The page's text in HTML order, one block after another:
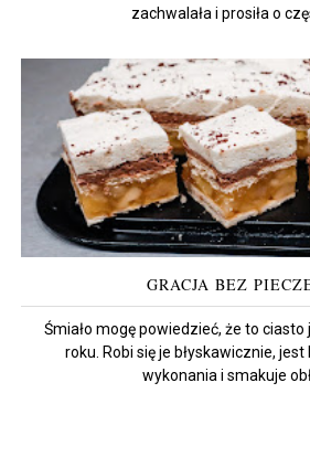
zachwalała i prosiła o
GRACJA BEZ
Śmiało mogę powiedzieć, że to
roku. Robi się je błyskawicznie,
wykonania i smakuje